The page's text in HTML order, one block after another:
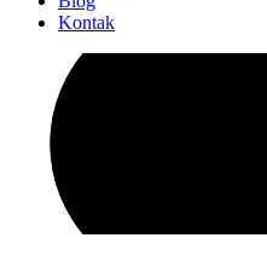
Kontak